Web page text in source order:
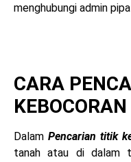
menghubungi admin
CARA
DalamPencarian titik
tanah atau di dalam